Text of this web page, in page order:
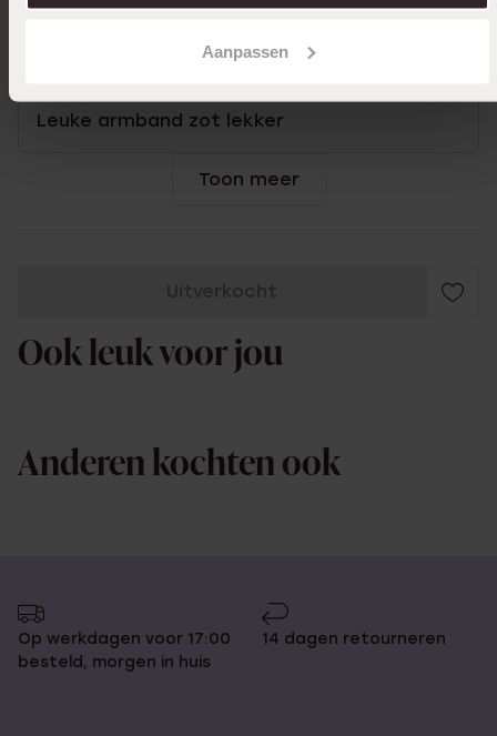
Aanpassen
Leuke armband zot lekker
Toon meer
Uitverkocht
Ook leuk voor jou
Anderen kochten ook
Op werkdagen voor 17:00
besteld, morgen in huis
14 dagen retourneren